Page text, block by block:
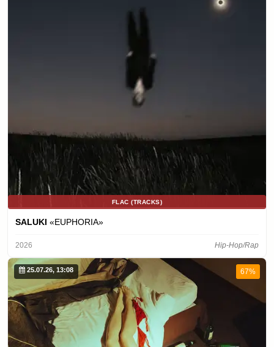
FLAC (TRACKS)
SALUKI «EUPHORIA»
2026 Hip-Hop/Rap
25.07.26, 13:08 67%